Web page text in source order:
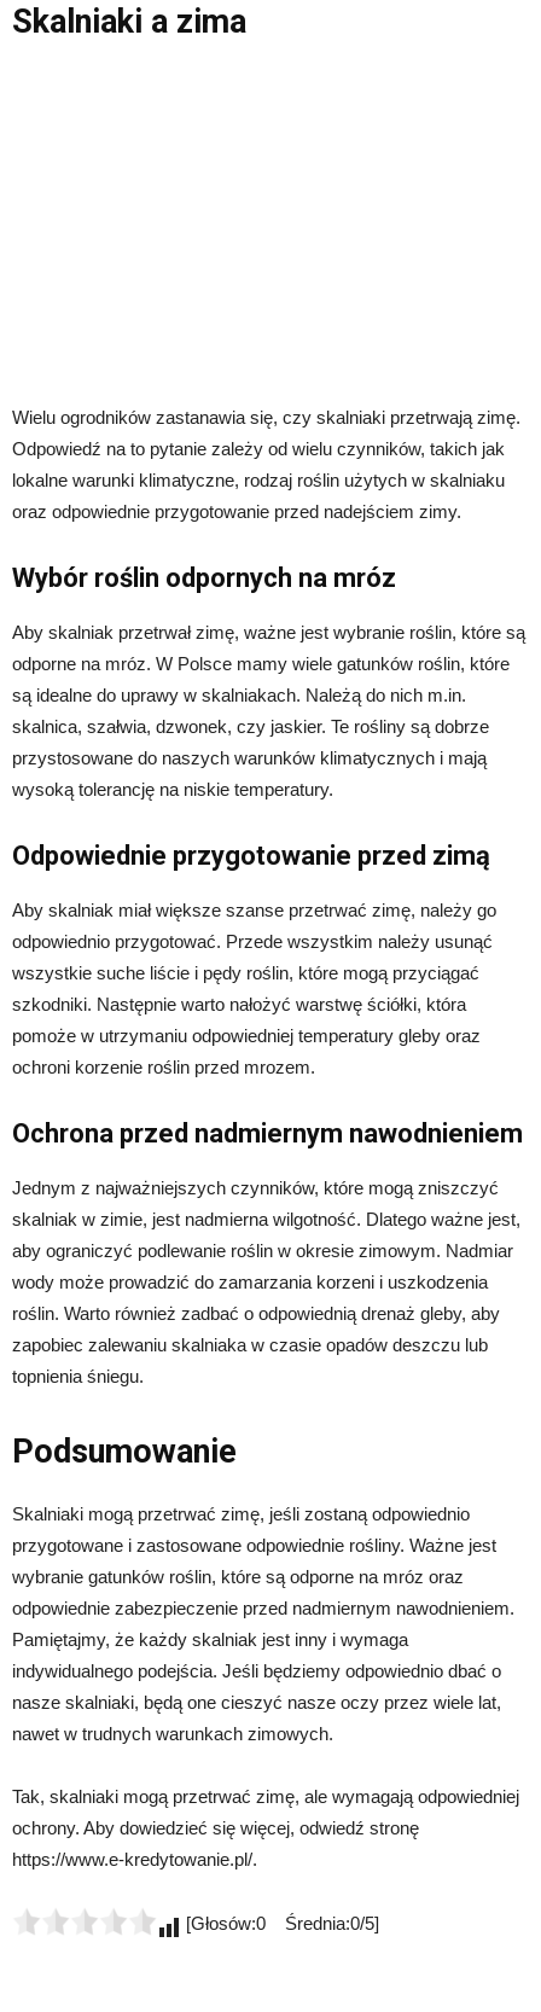
Skalniaki a zima
Wielu ogrodników zastanawia się, czy skalniaki przetrwają zimę.
Odpowiedź na to pytanie zależy od wielu czynników, takich jak
lokalne warunki klimatyczne, rodzaj roślin użytych w skalniaku
oraz odpowiednie przygotowanie przed nadejściem zimy.
Wybór roślin odpornych na mróz
Aby skalniak przetrwał zimę, ważne jest wybranie roślin, które są
odporne na mróz. W Polsce mamy wiele gatunków roślin, które
są idealne do uprawy w skalniakach. Należą do nich m.in.
skalnica, szałwia, dzwonek, czy jaskier. Te rośliny są dobrze
przystosowane do naszych warunków klimatycznych i mają
wysoką tolerancję na niskie temperatury.
Odpowiednie przygotowanie przed zimą
Aby skalniak miał większe szanse przetrwać zimę, należy go
odpowiednio przygotować. Przede wszystkim należy usunąć
wszystkie suche liście i pędy roślin, które mogą przyciągać
szkodniki. Następnie warto nałożyć warstwę ściółki, która
pomoże w utrzymaniu odpowiedniej temperatury gleby oraz
ochroni korzenie roślin przed mrozem.
Ochrona przed nadmiernym nawodnieniem
Jednym z najważniejszych czynników, które mogą zniszczyć
skalniak w zimie, jest nadmierna wilgotność. Dlatego ważne jest,
aby ograniczyć podlewanie roślin w okresie zimowym. Nadmiar
wody może prowadzić do zamarzania korzeni i uszkodzenia
roślin. Warto również zadbać o odpowiednią drenaż gleby, aby
zapobiec zalewaniu skalniaka w czasie opadów deszczu lub
topnienia śniegu.
Podsumowanie
Skalniaki mogą przetrwać zimę, jeśli zostaną odpowiednio
przygotowane i zastosowane odpowiednie rośliny. Ważne jest
wybranie gatunków roślin, które są odporne na mróz oraz
odpowiednie zabezpieczenie przed nadmiernym nawodnieniem.
Pamiętajmy, że każdy skalniak jest inny i wymaga
indywidualnego podejścia. Jeśli będziemy odpowiednio dbać o
nasze skalniaki, będą one cieszyć nasze oczy przez wiele lat,
nawet w trudnych warunkach zimowych.
Tak, skalniaki mogą przetrwać zimę, ale wymagają odpowiedniej
ochrony. Aby dowiedzieć się więcej, odwiedź stronę
https://www.e-kredytowanie.pl/.
[Głosów:0 Średnia:0/5]